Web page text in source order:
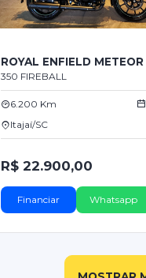
ROYAL ENFIELD METEOR
350 FIREBALL
6.200 Km
Itajaí/SC
R$ 22.900,00
Financiar Whatsapp